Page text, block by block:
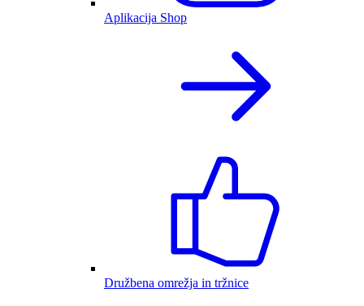
Aplikacija Shop
Družbena omrežja in tržnice